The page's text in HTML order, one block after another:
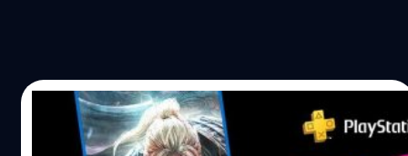
01/11/2019
Playstation Plus เกมฟรีประจำเดือน